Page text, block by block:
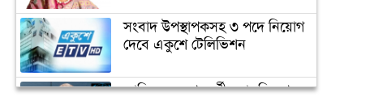
অবশেষে ক্ষমা প্রার্থনা করলেন
সংবাদ উপস্থাপকসহ ৩ পদে নিয়োগ
দেবে একুশে টেলিভিশন
জাতিসংঘের পরবর্তী মহাসচিব পদে